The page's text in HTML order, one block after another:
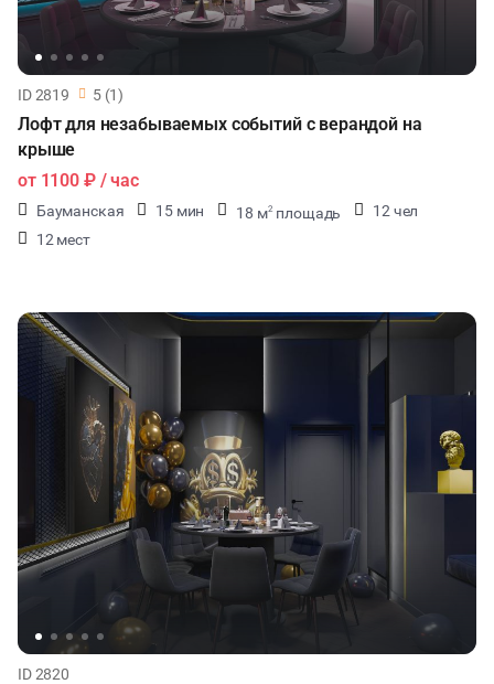
ID 2819 5 (1)
Лофт для незабываемых событий с верандой на
крыше
от 1100 ₽/ час
Бауманская 15 мин 18 м2 площадь
12 чел
12 мест
ID 2820